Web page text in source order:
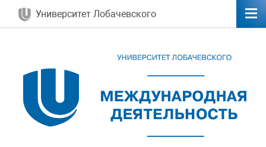
Университет Лобачевского